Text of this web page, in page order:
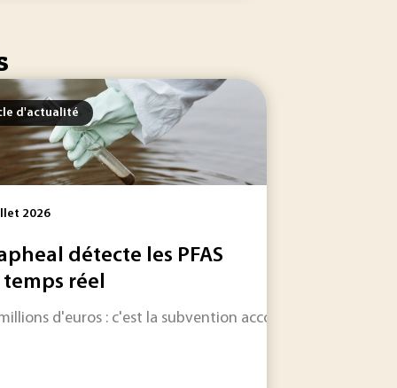
les contaminants déjà présents. Entre usages
et paralympiques d’hiver de 2030 un laboratoire de
d'actualité
2026
détecte les PFAS
temps réel
d'euros : c'est la subvention accordée par l'Union